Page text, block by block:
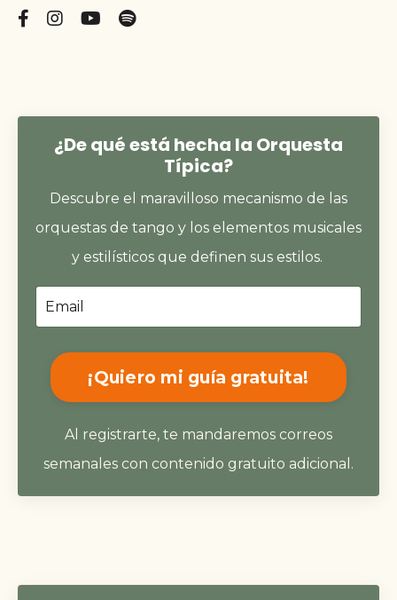
¿De qué está hecha la Orquesta
Típica?
Descubre el maravilloso mecanismo de las
orquestas de tango y los elementos musicales
y estilísticos que definen sus estilos.
¡Quiero mi guía gratuita!
Al registrarte, te mandaremos correos
semanales con contenido gratuito adicional.